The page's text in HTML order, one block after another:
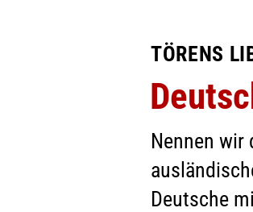
TÖRENS
Nennen
Deutsche